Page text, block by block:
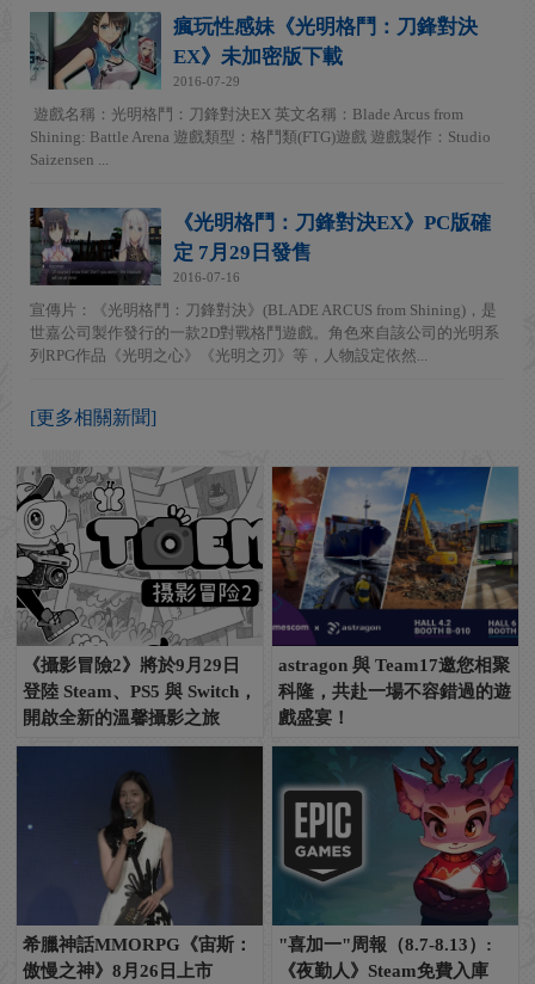
瘋玩性感妹《光明格鬥：刀鋒對決
EX》未加密版下載
2016-07-29
遊戲名稱：光明格鬥：刀鋒對決EX 英文名稱：Blade Arcus from
Shining: Battle Arena 遊戲類型：格鬥類(FTG)遊戲 遊戲製作：Studio
Saizensen ...
《光明格鬥：刀鋒對決EX》PC版確
定 7月29日發售
2016-07-16
宣傳片：《光明格鬥：刀鋒對決》(BLADE ARCUS from Shining)，是
世嘉公司製作發行的一款2D對戰格鬥遊戲。角色來自該公司的光明系
列RPG作品《光明之心》《光明之刃》等，人物設定依然...
[更多相關新聞]
《攝影冒險2》將於9月29日
登陸 Steam、PS5 與 Switch，
開啟全新的溫馨攝影之旅
astragon 與 Team17邀您相聚
科隆，共赴一場不容錯過的遊
戲盛宴！
希臘神話MMORPG《宙斯：
傲慢之神》8月26日上市
"喜加一"周報（8.7-8.13）:
《夜勤人》Steam免費入庫